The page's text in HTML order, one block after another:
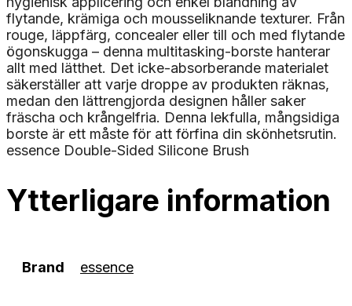
flytande, krämiga och mousseliknande texturer. Från
rouge, läppfärg, concealer eller till och med flytande
ögonskugga – denna multitasking-borste hanterar
allt med lätthet. Det icke-absorberande materialet
säkerställer att varje droppe av produkten räknas,
medan den lättrengjorda designen håller saker
fräscha och krångelfria. Denna lekfulla, mångsidiga
borste är ett måste för att förfina din skönhetsrutin.
essence Double-Sided Silicone Brush
Ytterligare information
Brand essence